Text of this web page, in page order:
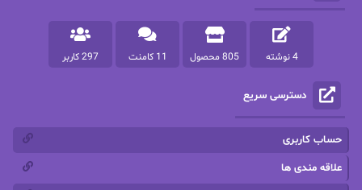
پرهام رسولی
پروانه قدیمی پروانه محمدی
پریسا شکور(طوفان خاموش)
پنلوپه وارد
4 نوشته 805 محصول 11 کامنت 297 کاربر
دسترسی سریع
حساب کاربری
علاقه مندی ها